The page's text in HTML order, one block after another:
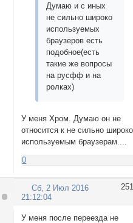
Думаю и с иных
не сильно широко
используемых
браузеров есть
подобное(есть
такие же вопросы
на русфф и на
ролках)
У меня Хром. Думаю он не
относится к не сильно широко
используемым браузерам....
0
251
Сб, 2 Июл 2016
21:12:04
У меня после переезда не